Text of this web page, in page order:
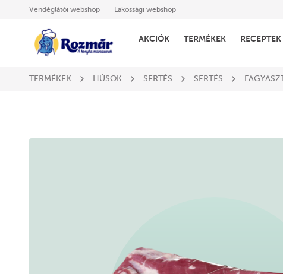
Vendéglátói webshop Lakossági webshop
AKCIÓK TERMÉKEK RECEPTEK
TERMÉKEK HÚSOK SERTÉS SERTÉS